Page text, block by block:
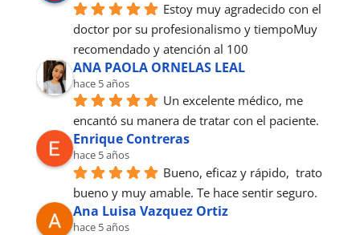
Estoy muy agradecido con el
doctor por su profesionalismo y tiempoMuy
recomendado y atención al 100
ANA PAOLA ORNELAS LEAL
hace 5 años
Un excelente médico, me
encantó su manera de tratar con el paciente.
Enrique Contreras
hace 5 años
Bueno, eficaz y rápido,  trato
bueno y muy amable. Te hace sentir seguro.
Ana Luisa Vazquez Ortiz
hace 5 años